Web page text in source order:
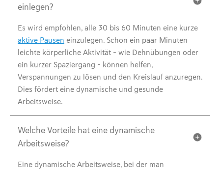
einlegen?
Es wird empfohlen, alle 30 bis 60 Minuten eine kurze
aktive Pausen einzulegen. Schon ein paar Minuten
leichte körperliche Aktivität – wie Dehnübungen oder
ein kurzer Spaziergang – können helfen,
Verspannungen zu lösen und den Kreislauf anzuregen.
Dies fördert eine dynamische und gesunde
Arbeitsweise.
Welche Vorteile hat eine dynamische
Arbeitsweise?
Eine dynamische Arbeitsweise, bei der man